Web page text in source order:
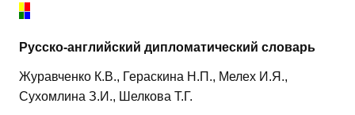
Русско-английский дипломатический словарь
Журавченко К.В., Гераскина Н.П., Мелех И.Я.,
Сухомлина З.И., Шелкова Т.Г.